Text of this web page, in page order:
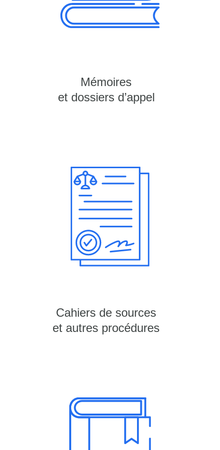
Mémoires
et dossiers d’appel
Cahiers de sources
et autres procédures